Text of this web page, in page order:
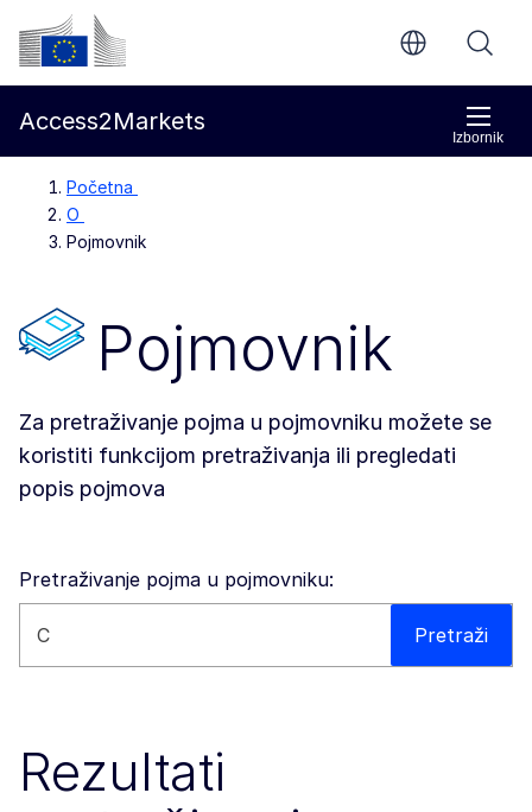
Prijeđi na glavni sadržaj
Europska komisija
Izbornik
Access2Markets
Početna
O
Pojmovnik
Pojmovnik
Za pretraživanje pojma u pojmovniku možete se
koristiti funkcijom pretraživanja ili pregledati
popis pojmova
Pretraživanje pojma u pojmovniku:
Pretražite ovo web-mjesto Pretraži
Rezultati